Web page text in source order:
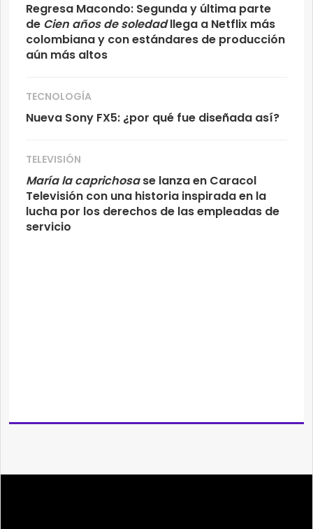
Regresa Macondo: Segunda y última parte
de Cien años de soledadllega a Netflix más
colombiana y con estándares de producción
aún más altos
TECNOLOGÍA
Nueva Sony FX5: ¿por qué fue diseñada así?
TELEVISIÓN
María la caprichosase lanza en Caracol
Televisión con una historia inspirada en la
lucha por los derechos de las empleadas de
servicio